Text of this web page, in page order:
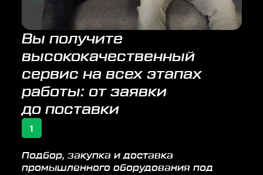
Вы получите
высококачественный
сервис на всех этапах
работы: от заявки
до поставки
1
Подбор, закупка и доставка
промышленного оборудования под